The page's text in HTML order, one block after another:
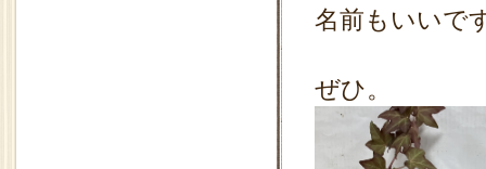
名前もいいで
ぜひ。